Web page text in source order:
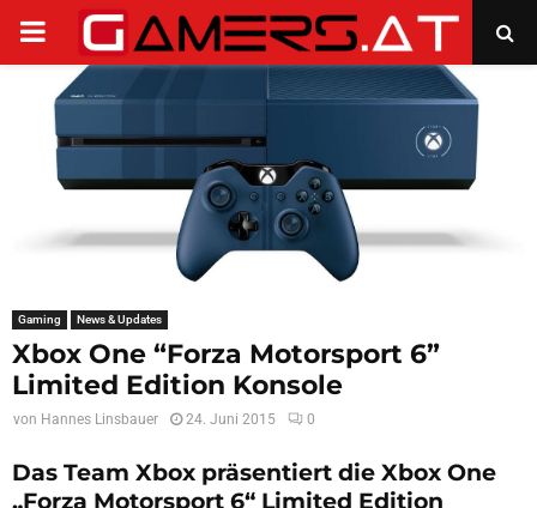
PRIMARY
MENU
Gaming News & Updates
Xbox One “Forza Motorsport 6”
Limited Edition Konsole
von Hannes Linsbauer 24. Juni 2015 0
Das Team Xbox präsentiert die Xbox One
„Forza Motorsport 6“ Limited Edition